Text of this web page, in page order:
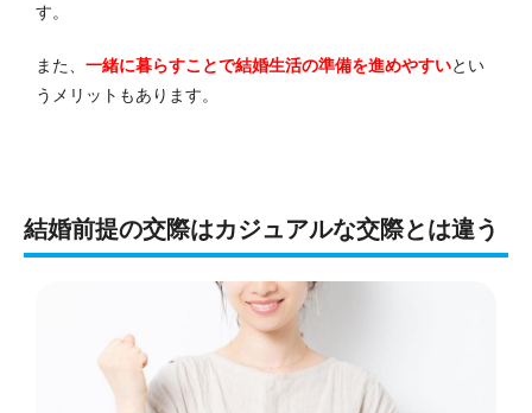
す。
また、 一緒に暮らすことで結婚生活の準備を進めやすいとい
うメリットもあります。
結婚前提の交際はカジュアルな交際とは違う